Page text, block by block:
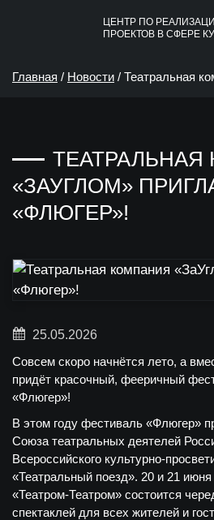
ЦЕНТР ПО
ПРОЕКТОВ В СФЕРЕ
Главная / Новости / Театральная
«ЗАУГЛОМ»
«ФЛЮГЕР»!
25.05.2026
Совсем скоро начнётся лето, а
придёт красочный, фееричный
«Флюгер»!
В этом году фестиваль «Флюгер»
Союза театральных деятелей
Всероссийского культурно-
«Театральный поезд». 20 и 21
«Театром-Театром» состоится
спектаклей для всех жителей и